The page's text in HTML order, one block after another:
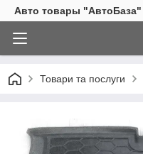
Авто товары "АвтоБаза"
Товари та послуги